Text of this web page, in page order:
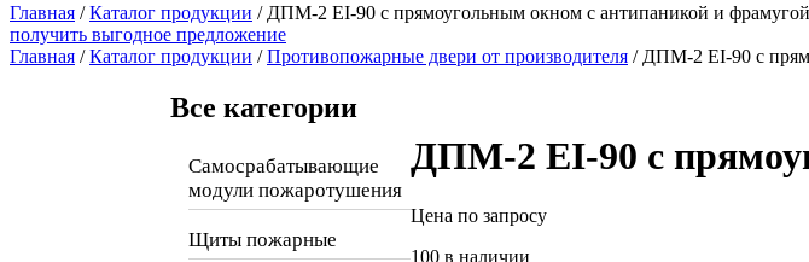
Главная /Каталог продукции / ДПМ-2 EI-90 с прямоугольным окном с антипаникой и фрамугой
получить выгодное предложение
Главная /Каталог продукции /Противопожарные двери от производителя / ДПМ-2 EI-90 с
Все категории
Самосрабатывающие
модули пожаротушения
Щиты пожарные
ДПМ-2 EI-90 с
Цена по запросу
100 в наличии